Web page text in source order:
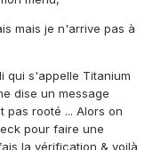
mais je n'arrive pas à
qui s'appelle Titanium
dise un message
pas rooté ... Alors on
pour faire une
la vérification & voilà